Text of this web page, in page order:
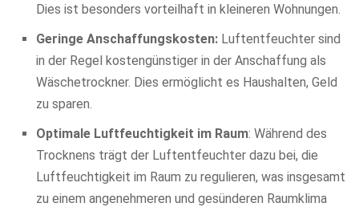
Dies ist besonders vorteilhaft in kleineren Wohnungen.
Geringe Anschaffungskosten: Luftentfeuchter sind
in der Regel kostengünstiger in der Anschaffung als
Wäschetrockner. Dies ermöglicht es Haushalten, Geld
zu sparen.
Optimale Luftfeuchtigkeit im Raum: Während des
Trocknens trägt der Luftentfeuchter dazu bei, die
Luftfeuchtigkeit im Raum zu regulieren, was insgesamt
zu einem angenehmeren und gesünderen Raumklima